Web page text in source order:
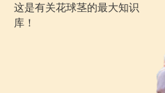
这是有关花球茎的最大知识
库！